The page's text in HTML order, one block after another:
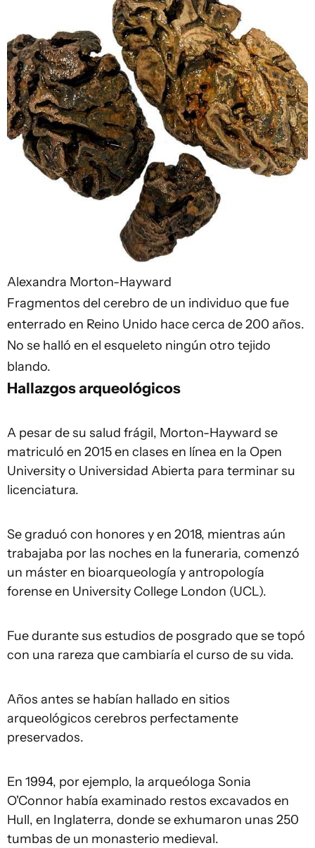
Alexandra Morton-Hayward
Fragmentos del cerebro de un individuo que fue
enterrado en Reino Unido hace cerca de 200 años.
No se halló en el esqueleto ningún otro tejido
blando.
Hallazgos arqueológicos
A pesar de su salud frágil, Morton-Hayward se
matriculó en 2015 en clases en línea en la Open
University o Universidad Abierta para terminar su
licenciatura.
Se graduó con honores y en 2018, mientras aún
trabajaba por las noches en la funeraria, comenzó
un máster en bioarqueología y antropología
forense en University College London (UCL).
Fue durante sus estudios de posgrado que se topó
con una rareza que cambiaría el curso de su vida.
Años antes se habían hallado en sitios
arqueológicos cerebros perfectamente
preservados.
En 1994, por ejemplo, la arqueóloga Sonia
O'Connor había examinado restos excavados en
Hull, en Inglaterra, donde se exhumaron unas 250
tumbas de un monasterio medieval.